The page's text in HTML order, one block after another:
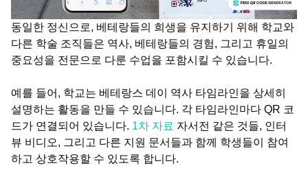
동일한 정신으로, 베테랑들의 희생을 유지하기 위해 학교와
다른 학술 조직들은 역사, 베테랑들의 경험, 그리고 휴일의
중요성을 전문으로 다룬 수업을 포함시킬 수 있습니다.
예를 들어, 학교는 베테랑스 데이 역사 타임라인을 상세히
설명하는 활동을 만들 수 있습니다. 각 타임라인마다 QR 코
드가 연결되어 있습니다. 1차 자료 자서전 같은 것들, 인터
뷰 비디오, 그리고 다른 지원 문서들과 함께 학생들이 참여
하고 상호작용할 수 있도록 합니다.